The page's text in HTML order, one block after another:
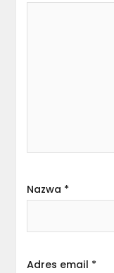
Nazwa *
Adres email *